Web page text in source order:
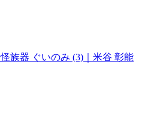
怪族器 ぐいのみ (3)｜米谷 彰能